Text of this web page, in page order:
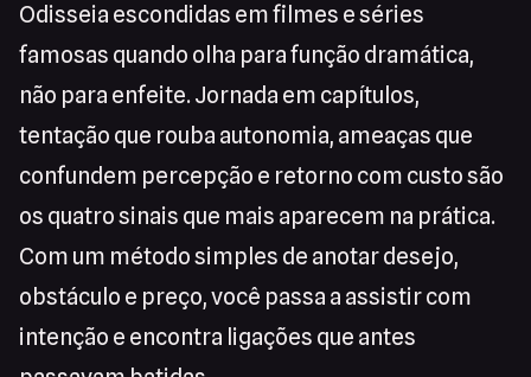
Odisseia escondidas em filmes e séries
famosas quando olha para função dramática,
não para enfeite. Jornada em capítulos,
tentação que rouba autonomia, ameaças que
confundem percepção e retorno com custo são
os quatro sinais que mais aparecem na prática.
Com um método simples de anotar desejo,
obstáculo e preço, você passa a assistir com
intenção e encontra ligações que antes